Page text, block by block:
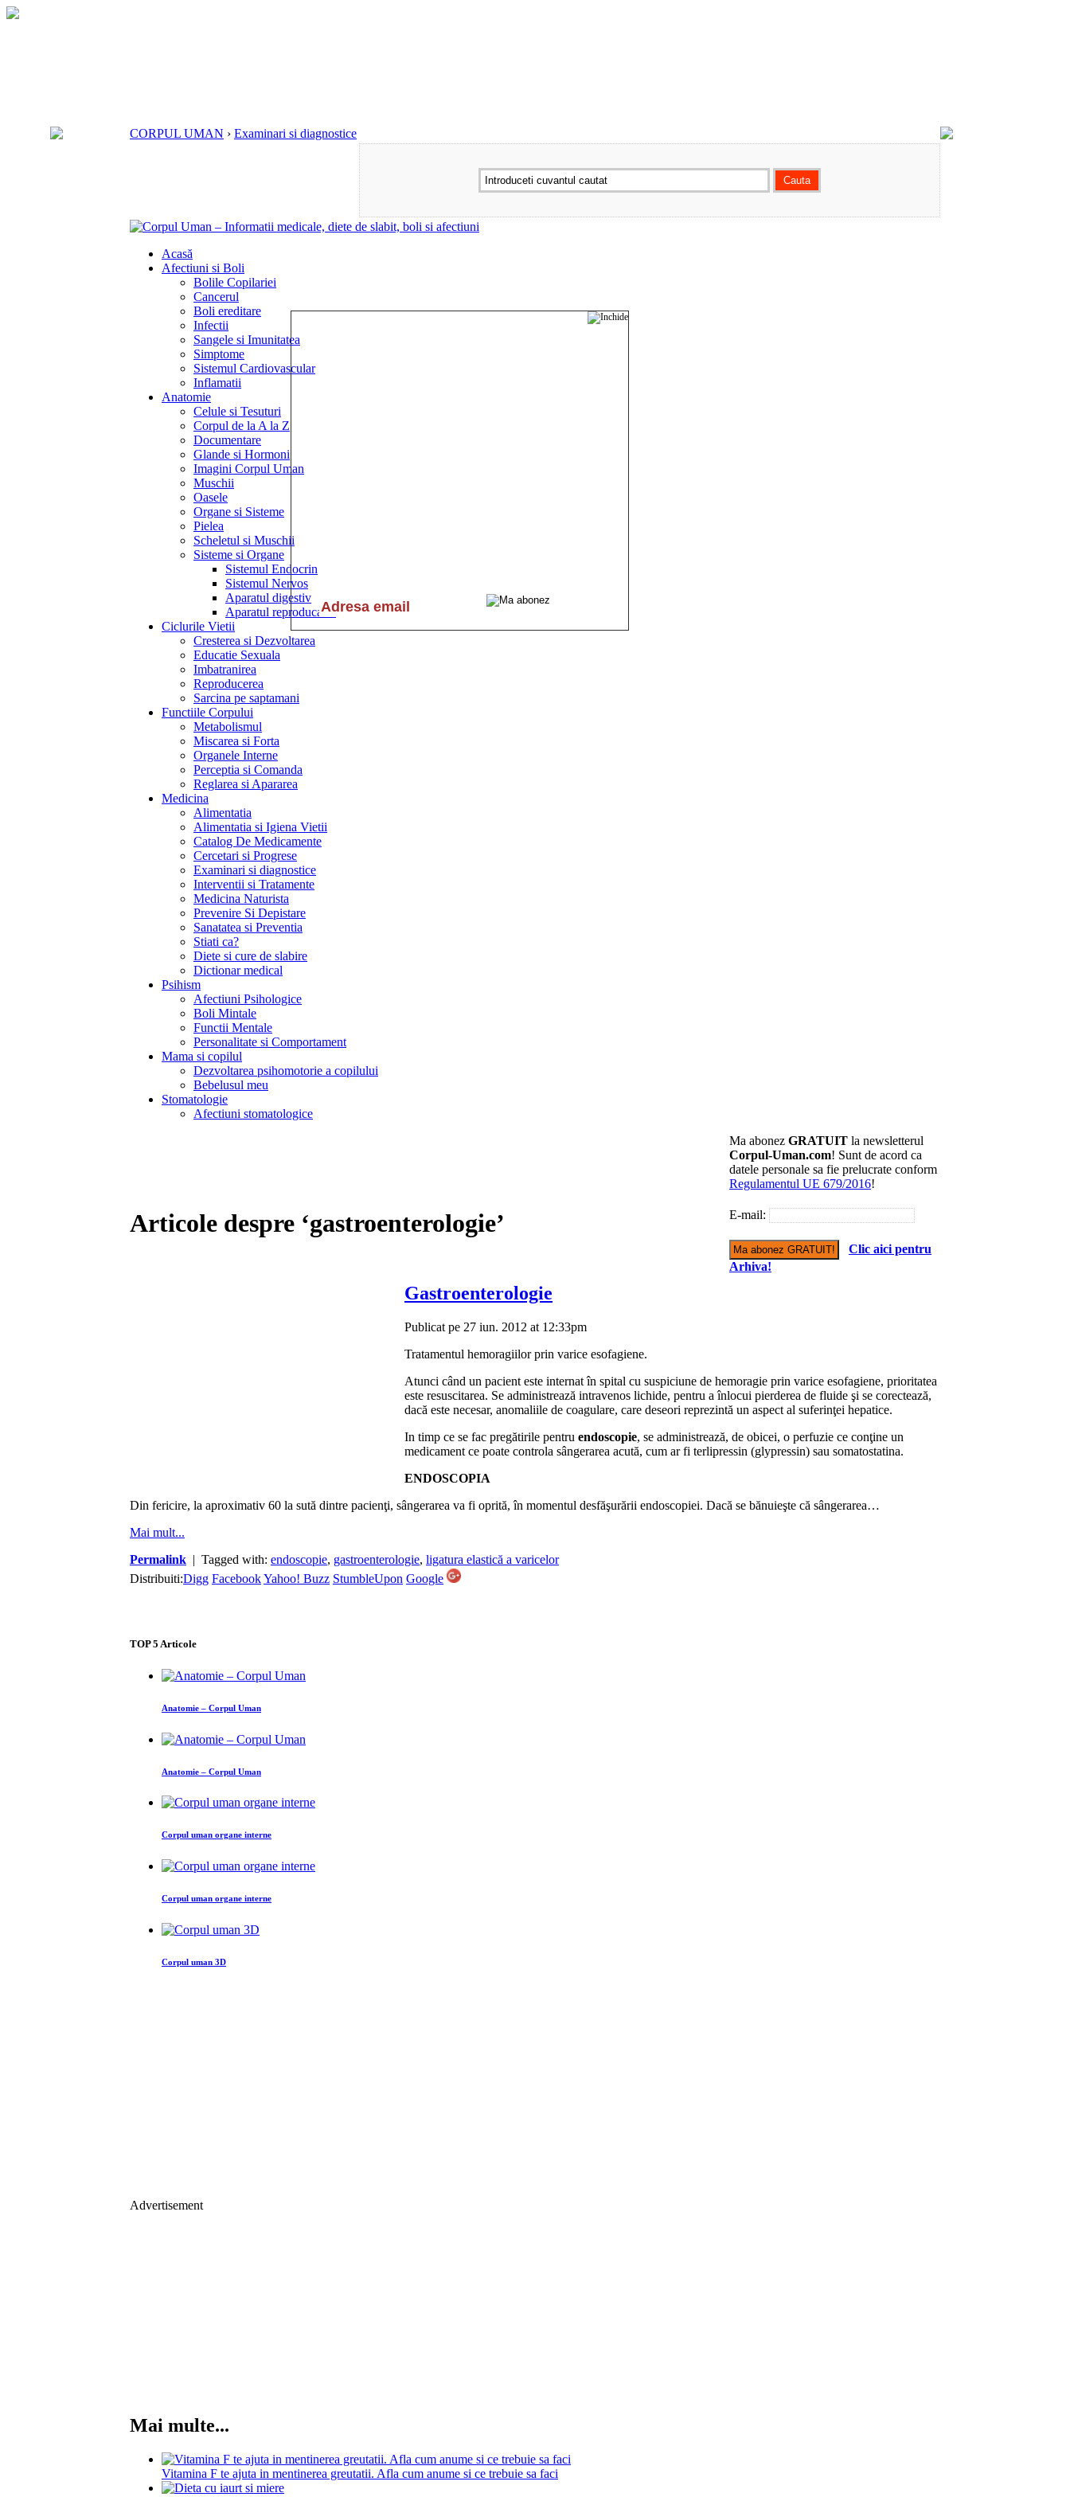
CORPUL UMAN › Examinari si diagnostice
Acasă
Afectiuni si Boli
Bolile Copilariei
Cancerul
Boli ereditare
Infectii
Sangele si Imunitatea
Simptome
Sistemul Cardiovascular
Inflamatii
Anatomie
Celule si Tesuturi
Corpul de la A la Z
Documentare
Glande si Hormoni
Imagini Corpul Uman
Muschii
Oasele
Organe si Sisteme
Pielea
Scheletul si Muschii
Sisteme si Organe
Sistemul Endocrin
Sistemul Nervos
Aparatul digestiv
Aparatul reproducator
Ciclurile Vietii
Cresterea si Dezvoltarea
Educatie Sexuala
Imbatranirea
Reproducerea
Sarcina pe saptamani
Functiile Corpului
Metabolismul
Miscarea si Forta
Organele Interne
Perceptia si Comanda
Reglarea si Apararea
Medicina
Alimentatia
Alimentatia si Igiena Vietii
Catalog De Medicamente
Cercetari si Progrese
Examinari si diagnostice
Interventii si Tratamente
Medicina Naturista
Prevenire Si Depistare
Sanatatea si Preventia
Stiati ca?
Diete si cure de slabire
Dictionar medical
Psihism
Afectiuni Psihologice
Boli Mintale
Functii Mentale
Personalitate si Comportament
Mama si copilul
Dezvoltarea psihomotorie a copilului
Bebelusul meu
Stomatologie
Afectiuni stomatologice
Ma abonez GRATUIT la newsletterul
Corpul-Uman.com! Sunt de acord ca
datele personale sa fie prelucrate conform
Regulamentul UE 679/2016!
E-mail:
Clic aici pentru
Arhiva!
Articole despre ‘gastroenterologie’
Gastroenterologie
Publicat pe 27 iun. 2012 at 12:33pm
Tratamentul hemoragiilor prin varice esofagiene.
Atunci când un pacient este internat în spital cu suspiciune de hemoragie prin varice esofagiene, prioritatea
este resuscitarea. Se administrează intravenos lichide, pentru a înlocui pierderea de fluide şi se corectează,
dacă este necesar, anomaliile de coagulare, care deseori reprezintă un aspect al suferinţei hepatice.
In timp ce se fac pregătirile pentru endoscopie, se administrează, de obicei, o perfuzie ce conţine un
medicament ce poate controla sângerarea acută, cum ar fi terlipressin (glypressin) sau somatostatina.
ENDOSCOPIA
Din fericire, la aproximativ 60 la sută dintre pacienţi, sângerarea va fi oprită, în momentul desfăşurării endoscopiei. Dacă se bănuieşte că sângerarea…
Mai mult...
Permalink | Tagged with: endoscopie, gastroenterologie, ligatura elastică a varicelor
Distribuiti:Digg FacebookYahoo! Buzz StumbleUpon Google
TOP5 Articole
Anatomie – Corpul Uman
Anatomie – Corpul Uman
Corpul uman organe interne
Corpul uman organe interne
Corpul uman 3D
Advertisement
Mai multe...
Vitamina F te ajuta in mentinerea greutatii. Afla cum anume si ce trebuie sa faci